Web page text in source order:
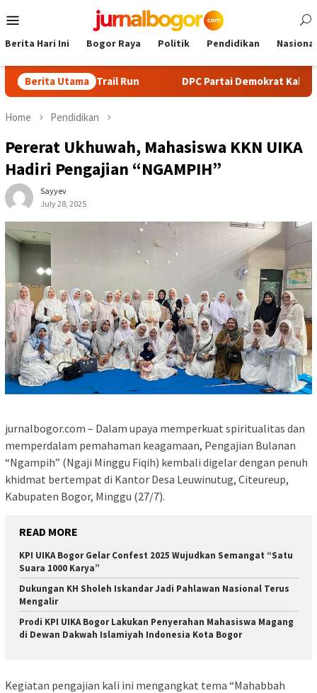
to
Menu
Berita Hari Ini Bogor Raya Politik Pendidikan Nasional
Berita Utama
dan Trail Run DPC Partai Demokrat Kabupaten Bogor
Home Pendidikan
Pererat Ukhuwah, Mahasiswa KKN UIKA
Hadiri Pengajian “NGAMPIH”
Sayyev
July 28, 2025
jurnalbogor.com – Dalam upaya memperkuat spiritualitas dan
memperdalam pemahaman keagamaan, Pengajian Bulanan
“Ngampih” (Ngaji Minggu Fiqih) kembali digelar dengan penuh
khidmat bertempat di Kantor Desa Leuwinutug, Citeureup,
Kabupaten Bogor, Minggu (27/7).
READ MORE
KPI UIKA Bogor Gelar Confest 2025 Wujudkan Semangat “Satu
Suara 1000 Karya”
Dukungan KH Sholeh Iskandar Jadi Pahlawan Nasional Terus
Mengalir
Prodi KPI UIKA Bogor Lakukan Penyerahan Mahasiswa Magang
di Dewan Dakwah Islamiyah Indonesia Kota Bogor
Kegiatan pengajian kali ini mengangkat tema “Mahabbah